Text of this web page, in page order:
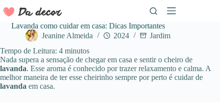
para
conteúdo
Lavanda como cuidar em casa: Dicas Importantes
Jeanine Almeida
2024
Jardim
Tempo de Leitura: 4 minutos
Nada supera a sensação de chegar em casa e sentir o cheiro de
lavanda. Esse aroma é conhecido por trazer relaxamento e calma. A
melhor maneira de ter esse cheirinho sempre por perto é cuidar de
lavanda em casa.